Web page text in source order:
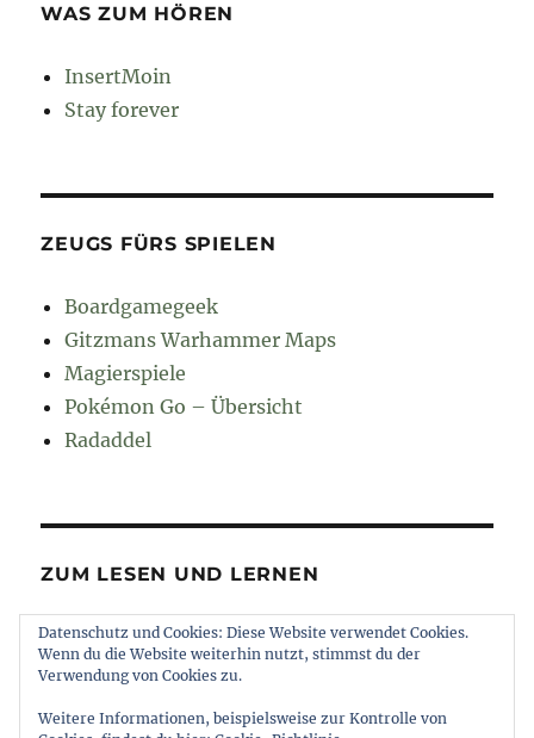
WAS ZUM HÖREN
InsertMoin
Stay forever
ZEUGS FÜRS SPIELEN
Boardgamegeek
Gitzmans Warhammer Maps
Magierspiele
Pokémon Go – Übersicht
Radaddel
ZUM LESEN UND LERNEN
Euroncap
Tong
Datenschutz und Cookies: Diese Website verwendet Cookies.
Wenn du die Website weiterhin nutzt, stimmst du der
Verwendung von Cookies zu.
Weitere Informationen, beispielsweise zur Kontrolle von